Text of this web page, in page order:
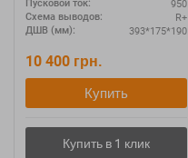
Пусковой ток: 950
Схема выводов: R+
ДШВ (мм): 393*175*190
10 400 грн.
Купить